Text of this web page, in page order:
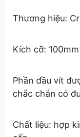
Thương hiệu:
Kích cỡ:
Phần đầu vít
chắc chắn có
Chất liệu: hợp